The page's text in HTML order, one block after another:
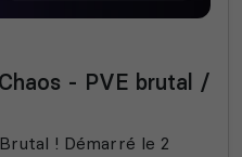
- PVE brutal /
! Démarré le 2